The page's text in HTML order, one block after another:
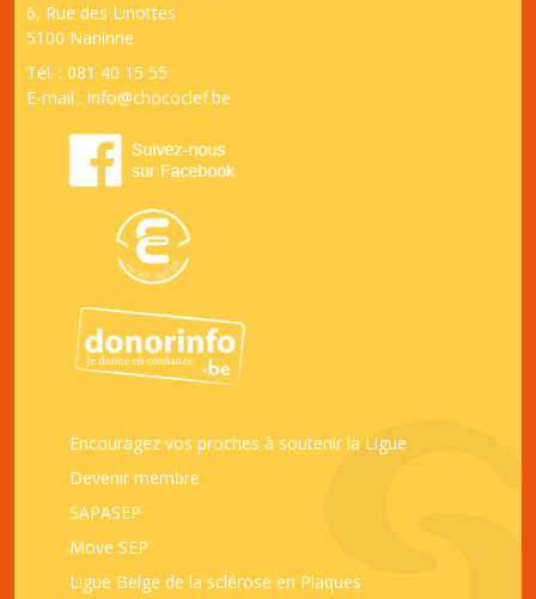
6, Rue des Linottes
5100 Naninne
Tél. : 081 40 15 55
E-mail :info@chococlef.be
Encouragez vos proches à soutenir la Ligue
Devenir membre
SAPASEP
Move SEP
Ligue Belge de la sclérose en Plaques